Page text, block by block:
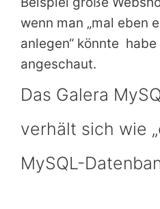
wenn man „mal eben
anlegen“ könnte
angeschaut.
Das Galera
verhält sich wie
MySQL-